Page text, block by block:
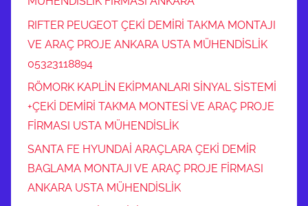
RIFTER PEUGEOT ÇEKİ DEMİRİ TAKMA MONTAJI
VE ARAÇ PROJE ANKARA USTA MÜHENDİSLİK
05323118894
RÖMORK KAPLİN EKİPMANLARI SİNYAL SİSTEMİ
+ÇEKİ DEMİRİ TAKMA MONTESİ VE ARAÇ PROJE
FİRMASI USTA MÜHENDİSLİK
SANTA FE HYUNDAİ ARAÇLARA ÇEKİ DEMİR
BAGLAMA MONTAJI VE ARAÇ PROJE FİRMASI
ANKARA USTA MÜHENDİSLİK